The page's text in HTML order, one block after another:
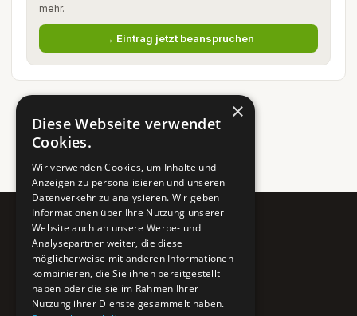
mehr.
→ Eintrag jetzt beanspruchen
Pure BiH
Authentisches Bosnien & Herzegowina
Ein Teil des BTP Reise-Netzwerks.
×
Diese Webseite verwendet
Cookies.
Wir verwenden Cookies, um Inhalte und
Anzeigen zu personalisieren und unseren
Datenverkehr zu analysieren. Wir geben
Informationen über Ihre Nutzung unserer
Website auch an unsere Werbe- und
Analysepartner weiter, die diese
möglicherweise mit anderen Informationen
kombinieren, die Sie ihnen bereitgestellt
haben oder die sie im Rahmen Ihrer
Nutzung ihrer Dienste gesammelt haben.